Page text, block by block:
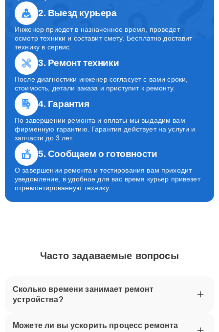
2. Выезд курьера
Инженер приедет в назначенное время, проведет
осмотр техники и составит смету. Бесплатно доставит
технику в сервис.
3. Ремонт техники
После диагностики инженер согласует с вами сроки,
стоимость, детали заказа и приступит к ремонту.
4. Гарантия
По завершении ремонта и оплаты мы выдадим вам
фирменную гарантию. Гарантия действует на услуги и
запчасти до 3 лет.
5. Сообщаем о готовности
О завершении ремонта и тестирования вам приходит
уведомление, в удобное для вас время курьер привезет
отремонтированную технику.
Часто задаваемые вопросы
Сколько времени занимает ремонт
устройства?
Можете ли вы ускорить процесс ремонта